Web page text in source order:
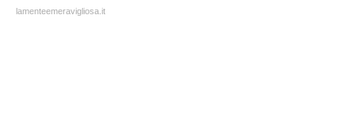
lamenteemeravigliosa.it